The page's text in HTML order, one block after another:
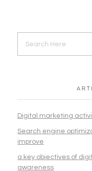
Digital marketing
Search engine
improve
a key objectives of
awareness